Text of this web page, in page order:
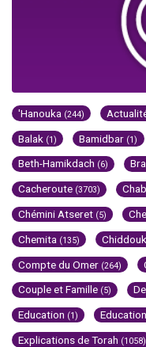
'Hanouka (244)
Balak (1) Bamidbar (1)
Beth-Hamikdach (6)
Cacheroute (3703)
Chémini Atseret (5)
Chemita (135)
Compte du Omer (264)
Couple et Famille (5)
Education (1) Education
Explications de Torah (1058)